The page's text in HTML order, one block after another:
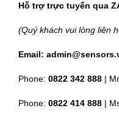
Hỗ trợ trực tuyến qua
(Quý khách vui lòng liên
Email:
Phone: 0822 342 888 |
Phone: 0822 414 888 |